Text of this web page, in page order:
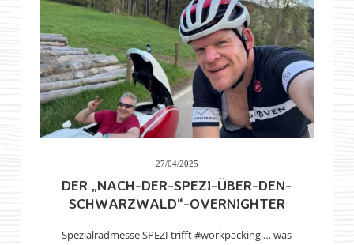
27/04/2025
DER „NACH-DER-SPEZI-ÜBER-DEN-
SCHWARZWALD“-OVERNIGHTER
Spezialradmesse SPEZI trifft #workpacking … was